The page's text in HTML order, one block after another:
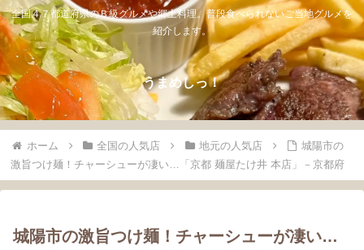
全国４７都道府県のＢ級グルメや郷土料理。普段食べられないご当地グルメを
紹介します。
うまめしっ！
ホーム 全国の人気店 地元の人気店
城陽市の
激旨つけ麺！チャーシューが凄い…「京都 麺屋たけ井 本店」－京都府
城陽市の激旨つけ麺！チャーシューが凄い…